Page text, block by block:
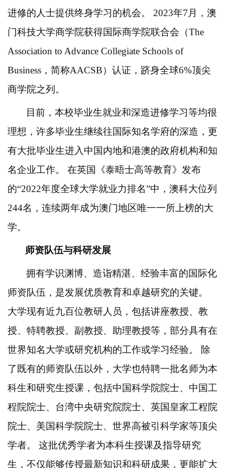
进修的人士提供终身学习的机会。
2023年7月，澳
门科技大学商学院获得国际商学院联合会（The
Association to Advance Collegiate Schools of
Business，简称AACSB）认证，跻身全球6%顶尖
商学院之列。
目前，本校毕业生就业和深造进修学习等均很
理想，许多毕业生继续往国际知名学府的深造，更
有大批毕业生进入中国内地和港澳的政府机构和知
名企业工作。
在英国《泰晤士高等教育》发布
的“2022年度全球大学就业力排名”中，澳科大位列
244名，连续两年成为澳门地区唯一一所上榜的大
学。
师资队伍与科研发展
拥有学识渊博、造诣精湛、经验丰富的国际化
师资队伍，是发展优质教育和卓越研究的关键。
大学现有近九百位教研人员，包括讲座教授、教
授、特聘教授、副教授、助理教授等，部分具有在
世界知名大学或研究机构的工作或学习经验。
除
了既有的师资队伍以外，大学也特聘一批名师为本
科生和研究生授课，包括中国科学院院士、中国工
程院院士、台湾中央研究院院士、英国皇家工程院
院士、美国科学院院士、世界高被引科学家等顶尖
学者。
这批优秀学者为本科生授课及指导研究
生，不仅能够传授最新知识和科研成果，更能扩大